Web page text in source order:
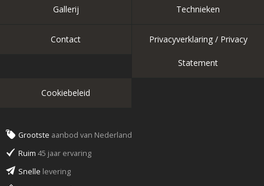
Gallerij Technieken
Contact Privacyverklaring / Privacy
Statement
Cookiebeleid
Grootste aanbod van Nederland
Ruim 45 jaar ervaring
Snelle levering